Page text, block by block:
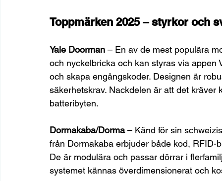
Toppmärken 2025 – styrkor och
Yale Doorman – En av de mest populära
och nyckelbricka och kan styras via
och skapa engångskoder. Designen är
säkerhetskrav. Nackdelen är att det
batteribyten.
Dormakaba/Dorma – Känd för sin
från Dormakaba erbjuder både kod,
De är modulära och passar dörrar i
systemet kännas överdimensionerat och